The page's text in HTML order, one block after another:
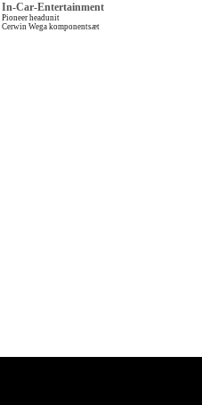
In-Car-Entertainment
Pioneer headunit
Cerwin Wega komponentsæt